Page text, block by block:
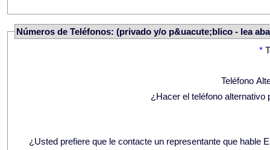
Números de Teléfonos: (privado y/o p&uacute;blico - lea
*
Teléfono
¿Hacer el teléfono alternativo
¿Usted prefiere que le contacte un representante que hable